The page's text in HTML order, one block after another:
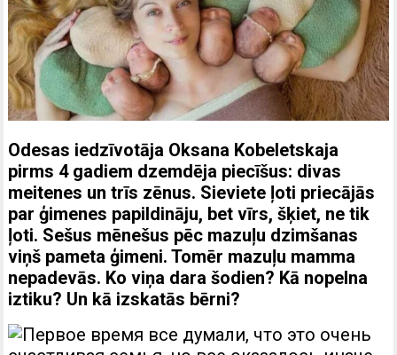
Odesas iedzīvotāja Oksana Kobeletskaja
pirms 4 gadiem dzemdēja piecīšus: divas
meitenes un trīs zēnus. Sieviete ļoti priecājās
par ģimenes papildināju, bet vīrs, šķiet, ne tik
ļoti. Sešus mēnešus pēc mazuļu dzimšanas
viņš pameta ģimeni. Tomēr mazuļu mamma
nepadevās. Ko viņa dara šodien? Kā nopelna
iztiku? Un kā izskatās bērni?